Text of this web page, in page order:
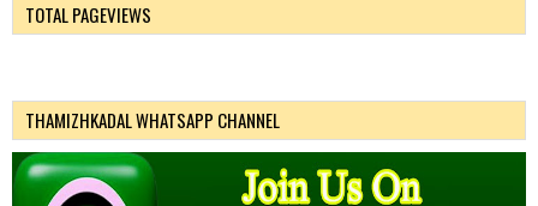
TOTAL PAGEVIEWS
THAMIZHKADAL WHATSAPP CHANNEL